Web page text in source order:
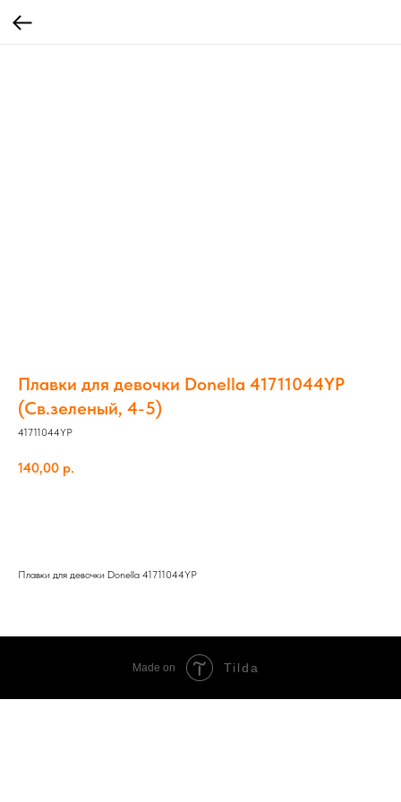
Плавки для девочки Donella 41711044YP
(Св.зеленый, 4-5)
41711044YP
140,00 р.
Плавки для девочки Donella 41711044YP
Made on Tilda